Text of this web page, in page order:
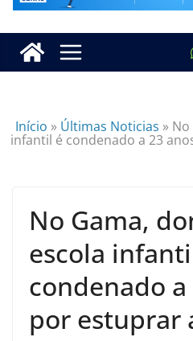
Início » Últimas Noticias »
infantil é condenado a 23
No Gama,
escola
condenado a
por estuprar